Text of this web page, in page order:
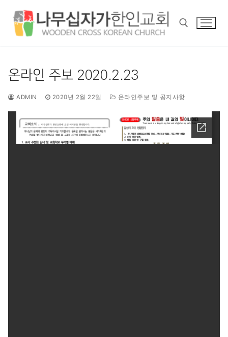
온라인 주보 2020.2.23
ADMIN 2020년 2월 22일 온라인주보 및 공지사항